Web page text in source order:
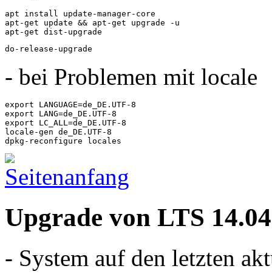
apt install update-manager-core
apt-get update && apt-get upgrade -u
apt-get dist-upgrade
do-release-upgrade
- bei Problemen mit locale
export LANGUAGE=de_DE.UTF-8
export LANG=de_DE.UTF-8
export LC_ALL=de_DE.UTF-8
locale-gen de_DE.UTF-8
dpkg-reconfigure locales
Upgrade von LTS
- System auf den letzten